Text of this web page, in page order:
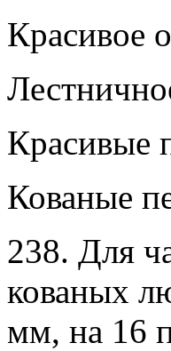
Красивое
Красивые
Кованые
238. Для
кованых
мм, на 16